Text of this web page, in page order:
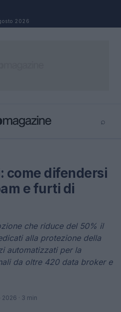
2026
⌕
come difendersi
e furti di
che riduce del 50% il
alla protezione della
automatizzati per la
da oltre 420 data broker e
2026 · 3 min